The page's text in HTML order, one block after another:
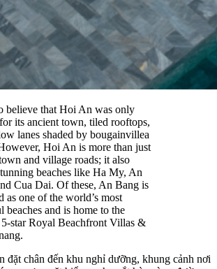
believe that Hoi An was only
its ancient town, tiled rooftops,
lanes shaded by bougainvillea
Hoi An is more than just
and village roads; it also
beaches like Ha My, An
Cua Dai. Of these, An Bang is
as one of the world’s most
beaches and is home to the
star Royal Beachfront Villas &
đặt chân đến khu nghỉ dưỡng, khung cảnh nơi